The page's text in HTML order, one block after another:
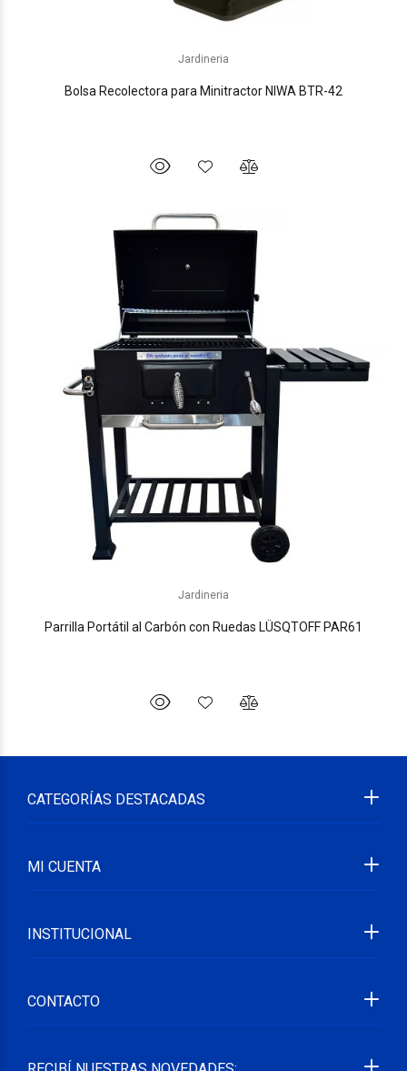
Jardineria
Bolsa Recolectora para Minitractor NIWA BTR-42
Jardineria
Parrilla Portátil al Carbón con Ruedas LÜSQTOFF PAR61
CATEGORÍAS DESTACADAS
MI CUENTA
INSTITUCIONAL
CONTACTO